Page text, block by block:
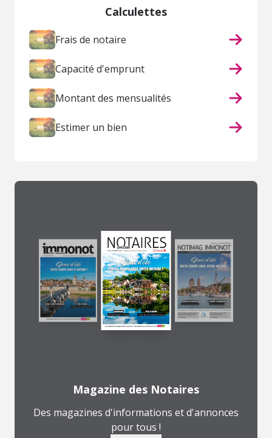
Calculettes
Frais de notaire
Capacité d'emprunt
Montant des mensualités
Estimer un bien
Magazine des Notaires
Des magazines d'informations et d'annonces
pour tous !